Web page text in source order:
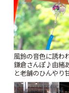
風鈴の音色に誘わ
鎌倉さんぽ♪由緒
と老舗のひんやり
りっぷ